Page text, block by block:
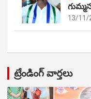
13/11/
ట్రేండింగ్ వార్తలు